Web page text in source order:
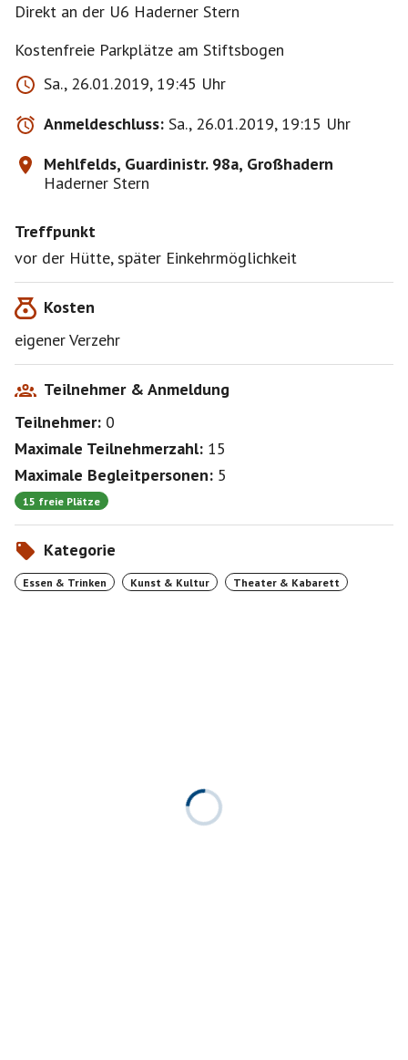
Direkt an der U6 Haderner Stern
Kostenfreie Parkplätze am Stiftsbogen
Sa., 26.01.2019, 19:45 Uhr
Anmeldeschluss: Sa., 26.01.2019, 19:15 Uhr
Mehlfelds, Guardinistr. 98a, Großhadern
Haderner Stern
Treffpunkt
vor der Hütte, später Einkehrmöglichkeit
Kosten
eigener Verzehr
Teilnehmer & Anmeldung
Teilnehmer: 0
Maximale Teilnehmerzahl: 15
Maximale Begleitpersonen: 5
15 freie Plätze
Kategorie
Essen & Trinken Kunst & Kultur Theater & Kabarett